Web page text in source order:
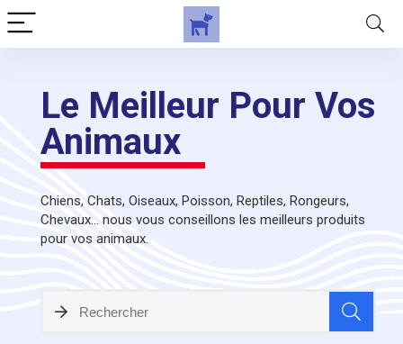
Le Meilleur Pour Vos
Animaux
Chiens, Chats, Oiseaux, Poisson, Reptiles, Rongeurs,
Chevaux... nous vous conseillons les meilleurs produits
pour vos animaux.